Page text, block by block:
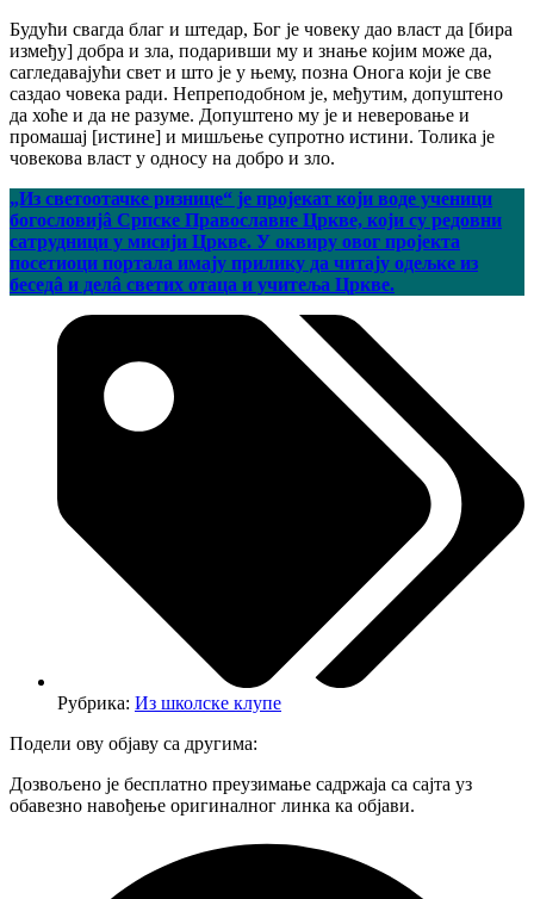
Будући свагда благ и штедар, Бог је човеку дао власт да [бира
између] добра и зла, подаривши му и знање којим може да,
сагледавајући свет и што је у њему, позна Онога који је све
саздао човека ради. Непреподобном је, међутим, допуштено
да хоће и да не разуме. Допуштено му је и неверовање и
промашај [истине] и мишљење супротно истини. Толика је
човекова власт у односу на добро и зло.
„Из светоотачке ризнице“ је пројекат који воде ученици
богословијâ Српске Православне Цркве, који су редовни
сатрудници у мисији Цркве. У оквиру овог пројекта
посетиоци портала имају прилику да читају одељке из
беседâ и делâ светих отаца и учитеља Цркве.
Рубрика: Из школске клупе
Подели ову објаву са другима:
Дозвољено је бесплатно преузимање садржаја са сајта уз
обавезно навођење оригиналног линка ка објави.